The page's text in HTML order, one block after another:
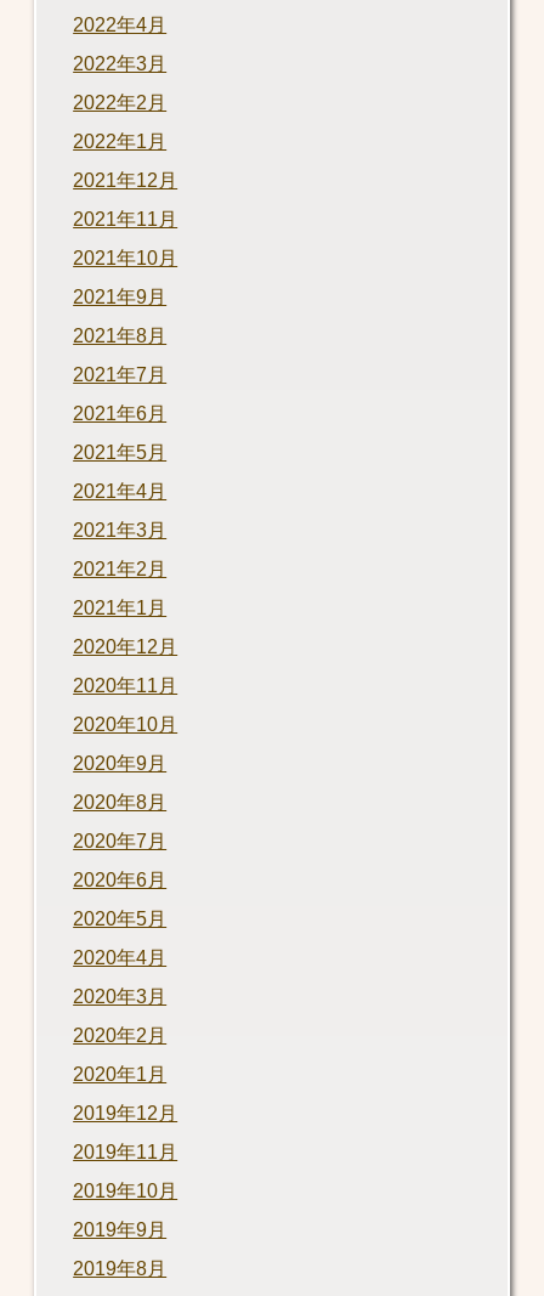
2022年4月
2022年3月
2022年2月
2022年1月
2021年12月
2021年11月
2021年10月
2021年9月
2021年8月
2021年7月
2021年6月
2021年5月
2021年4月
2021年3月
2021年2月
2021年1月
2020年12月
2020年11月
2020年10月
2020年9月
2020年8月
2020年7月
2020年6月
2020年5月
2020年4月
2020年3月
2020年2月
2020年1月
2019年12月
2019年11月
2019年10月
2019年9月
2019年8月